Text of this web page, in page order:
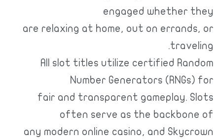
engaged whether they
are relaxing at home, out on errands, or
traveling.
All slot titles utilize certified Random
Number Generators (RNGs) for
fair and transparent gameplay. Slots
often serve as the backbone of
any modern online casino, and Skycrown